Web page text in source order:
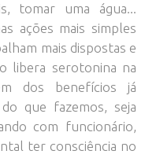
tomar uma água...
ações mais simples
mais dispostas e
libera serotonina na
dos benefícios já
que fazemos, seja
com funcionário,
ter consciência no